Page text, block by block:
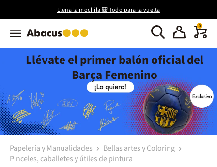
Llena la mochila 🎒 Todo para la vuelta
0
Llévate el primer balón oficial del
Barça Femenino
Papelería y Manualidades
Bellas artes y Coloring
Pinceles, caballetes y útiles de pintura